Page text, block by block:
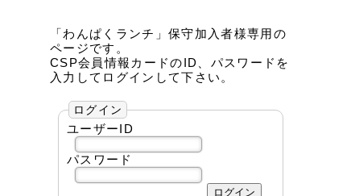
「わんぱくランチ」保守加入者様専用の
ページです。
CSP会員情報カードのID、パスワードを
入力してログインして下さい。
ログイン
ユーザーID
パスワード